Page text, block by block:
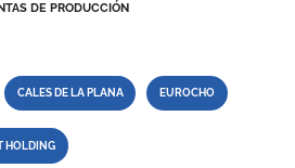
DE PRODUCCIÓN
CALES DE LA PLANA EUROCHO
HOLDING